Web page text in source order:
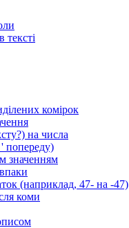
комірок
на числа
попереду)
значенням
(наприклад, 47- на -47)
коми